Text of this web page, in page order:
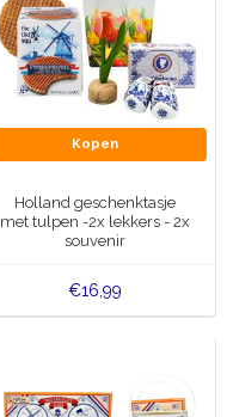
Kopen
Holland geschenktasje
met tulpen -2x lekkers - 2x
souvenir
€16,99